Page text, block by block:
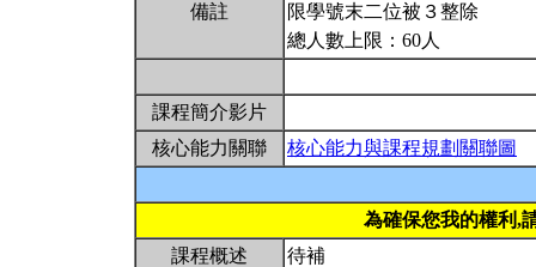
備註
限學號末二位被３整除
總人數上限：60人
課程簡介影片
核心能力關聯
核心能力與課程規劃關聯圖
為確保您我的權利,
課程概述
待補